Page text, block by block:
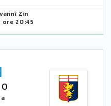
Zin
ore 20:45
0